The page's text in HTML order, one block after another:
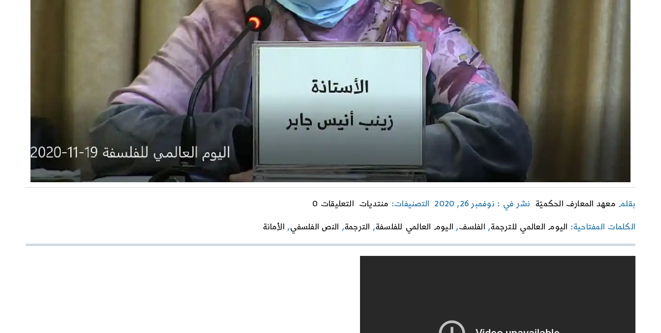
بقلم معهد المعارف الحكميّة نشر في : نوفمبر 26, 2020 التصنيفات: منتديات التعليقات 0
on
العاموديّة،
بديلًا
عن
الكلمات المفتاحية: اليوم العالمي للترجمة, الفلسف, اليوم العالمي للفلسفة, الترجمة, النص الفلسفي, الأمانة